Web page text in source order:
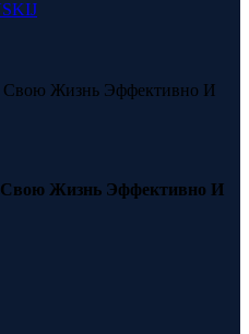
Свою Жизнь Эффективно И